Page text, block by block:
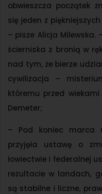
obwieszcza początek
się jeden z
– pisze Alicja
ścierniska z bronią w
nad tym, że bierze
cywilizacja –
któremu przed
Demeter;
– Pod koniec marca
przyjęła ustawę o
łowiectwie i federalnej
rezultacie w landach,
są stabilne i liczne,